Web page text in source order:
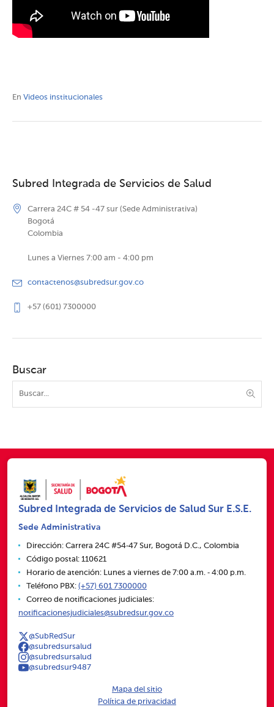
En Videos institucionales
Subred Integrada de Servicios de Salud
Carrera 24C # 54 -47 sur (Sede Administrativa)
Bogotá
Colombia
Lunes a Viernes 7:00 am - 4:00 pm
contactenos@subredsur.gov.co
+57 (601) 7300000
Buscar
Subred Integrada de Servicios de Salud Sur E.S.E.
Sede Administrativa
Dirección: Carrera 24C #54‑47 Sur, Bogotá D.C., Colombia
Código postal: 110621
Horario de atención: Lunes a viernes de 7:00 a.m. ‑ 4:00 p.m.
Teléfono PBX: (+57) 601 7300000
Correo de notificaciones judiciales:
notificacionesjudiciales@subredsur.gov.co
@SubRedSur
@subredsursalud
@subredsursalud
@subredsur9487
Mapa del sitio
Política de privacidad